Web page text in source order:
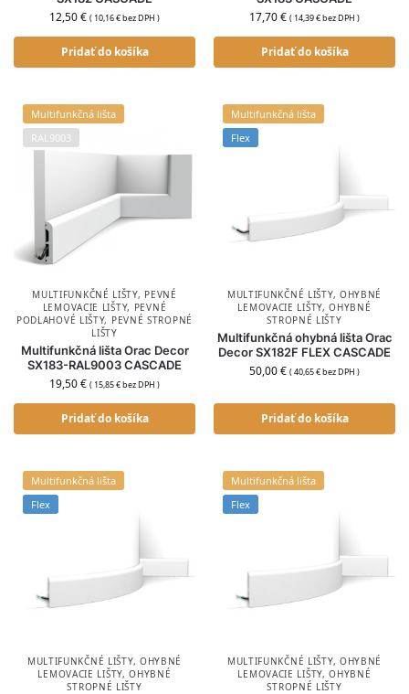
12,50€ ( 10,16€bez DPH )
Pridať do košíka
17,70€ ( 14,39€bez DPH )
Pridať do košíka
Multifunkčná lišta
RAL9003
MULTIFUNKČNÉ LIŠTY, PEVNÉ
LEMOVACIE LIŠTY, PEVNÉ
PODLAHOVÉ LIŠTY, PEVNÉ STROPNÉ
LIŠTY
Multifunkčná lišta Orac Decor
SX183-RAL9003 CASCADE
19,50€ ( 15,85€bez DPH )
Pridať do košíka
Multifunkčná lišta
Flex
MULTIFUNKČNÉ LIŠTY, OHYBNÉ
LEMOVACIE LIŠTY,OHYBNÉ
STROPNÉ LIŠTY
Multifunkčná ohybná lišta Orac
Decor SX182F FLEX CASCADE
50,00€ (40,65€bez DPH )
Pridať do košíka
Multifunkčná lišta
Flex
MULTIFUNKČNÉ LIŠTY, OHYBNÉ
LEMOVACIE LIŠTY,OHYBNÉ
STROPNÉ LIŠTY
Multifunkčná lišta
Flex
MULTIFUNKČNÉ LIŠTY, OHYBNÉ
LEMOVACIE LIŠTY,OHYBNÉ
STROPNÉ LIŠTY